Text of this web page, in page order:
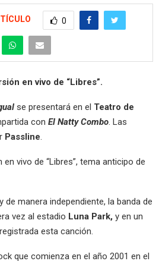
0
en vivo de “Libres”.
se presentará en el Teatro de
con El Natty Combo. Las
Passline.
vivo de “Libres”, tema anticipo de
de manera independiente, la banda de
vez al estadio Luna Park, y en un
esta canción.
que comienza en el año 2001 en el